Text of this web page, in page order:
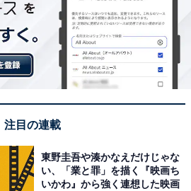
注目の連載
東野圭吾や湊かなえだけじゃな
い、「業と罪」を描く『映画ち
いかわ』から強く連想した映画